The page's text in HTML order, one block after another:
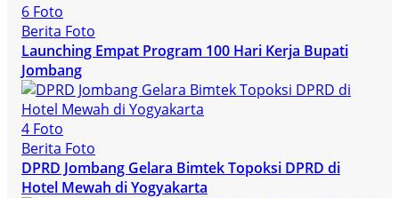
6 Foto
Berita Foto
Launching Empat Program 100 Hari Kerja Bupati
Jombang
4 Foto
Berita Foto
DPRD Jombang Gelara Bimtek Topoksi DPRD di
Hotel Mewah di Yogyakarta